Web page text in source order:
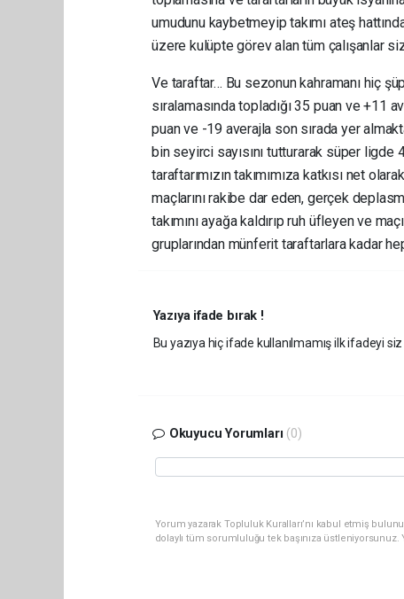
umudunu kaybetmeyip takımı ateş
üzere kulüpte görev alan tüm çalışanlar
Ve taraftar… Bu sezonun kahramanı hiç
sıralamasında topladığı 35 puan ve +11
puan ve -19 averajla son sırada yer
bin seyirci sayısını tutturarak süper
taraftarımızın takımımıza katkısı net
maçlarını rakibe dar eden, gerçek
takımını ayağa kaldırıp ruh üfleyen ve
gruplarından münferit taraftarlara kadar
Yazıya ifade bırak !
Bu yazıya hiç ifade kullanılmamış ilk ifadeyi siz
Okuyucu Yorumları (0)
Yorum yazarak Topluluk Kuralları’nı kabul etmiş
dolaylı tüm sorumluluğu tek başınıza